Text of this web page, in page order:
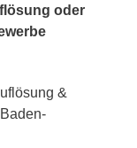
oder
&